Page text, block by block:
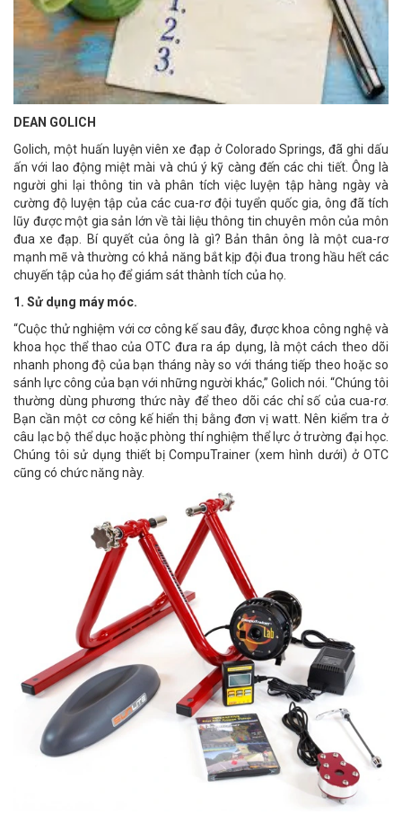
DEAN GOLICH
Golich, một huấn luyện viên xe đạp ở Colorado Springs, đã ghi dấu
ấn với lao động miệt mài và chú ý kỹ càng đến các chi tiết. Ông là
người ghi lại thông tin và phân tích việc luyện tập hàng ngày và
cường độ luyện tập của các cua-rơ đội tuyển quốc gia, ông đã tích
lũy được một gia sản lớn về tài liệu thông tin chuyên môn của môn
đua xe đạp. Bí quyết của ông là gì? Bản thân ông là một cua-rơ
mạnh mẽ và thường có khả năng bắt kịp đội đua trong hầu hết các
chuyến tập của họ để giám sát thành tích của họ.
1. Sử dụng máy móc.
“Cuộc thử nghiệm với cơ công kế sau đây, được khoa công nghệ và
khoa học thể thao của OTC đưa ra áp dụng, là một cách theo dõi
nhanh phong độ của bạn tháng này so với tháng tiếp theo hoặc so
sánh lực công của bạn với những người khác,” Golich nói. “Chúng tôi
thường dùng phương thức này để theo dõi các chỉ số của cua-rơ.
Bạn cần một cơ công kế hiển thị bằng đơn vị watt. Nên kiểm tra ở
câu lạc bộ thể dục hoặc phòng thí nghiệm thể lực ở trường đại học.
Chúng tôi sử dụng thiết bị CompuTrainer (xem hình dưới) ở OTC
cũng có chức năng này.